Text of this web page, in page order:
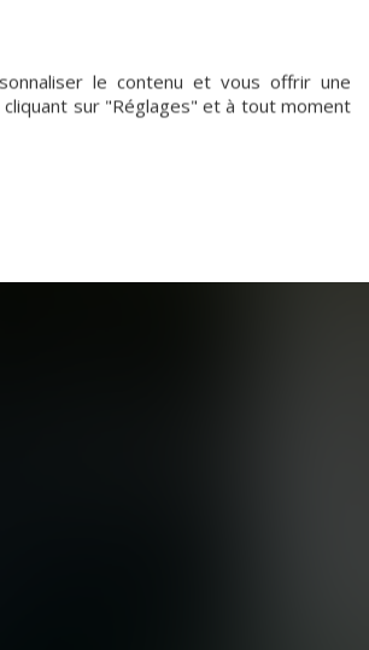
le contenu et vous offrir une
sur "Réglages" et à tout moment